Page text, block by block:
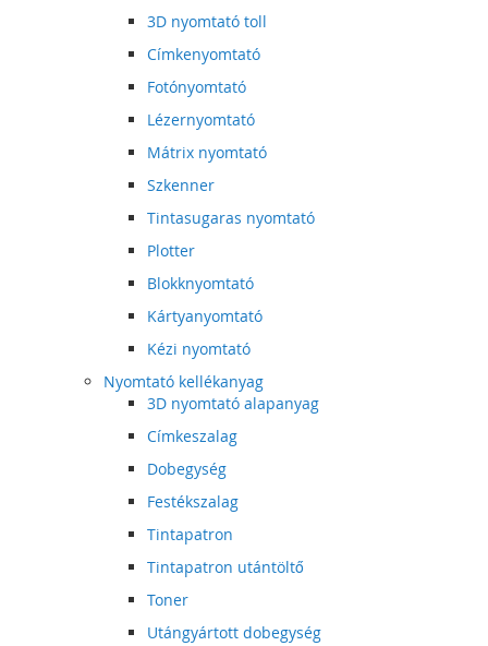
3D nyomtató toll
Címkenyomtató
Fotónyomtató
Lézernyomtató
Mátrix nyomtató
Szkenner
Tintasugaras nyomtató
Plotter
Blokknyomtató
Kártyanyomtató
Kézi nyomtató
Nyomtató kellékanyag
3D nyomtató alapanyag
Címkeszalag
Dobegység
Festékszalag
Tintapatron
Tintapatron utántöltő
Toner
Utángyártott dobegység